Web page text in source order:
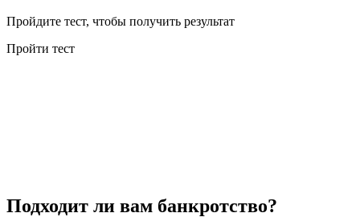
Пройдите тест, чтобы получить результат
Пройти тест
Подходит ли вам банкротство?